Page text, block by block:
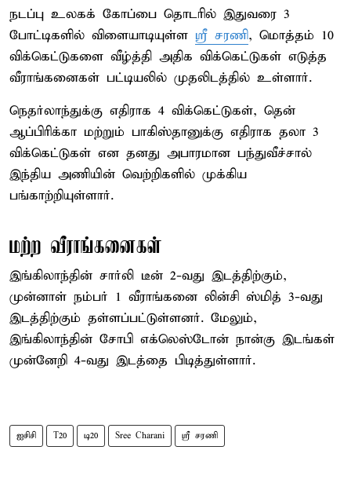
நடப்பு உலகக் கோப்பை தொடரில் இதுவரை 3
போட்டிகளில் விளையாடியுள்ள ஸ்ரீ சரணி, மொத்தம் 10
விக்கெட்டுகளை வீழ்த்தி அதிக விக்கெட்டுகள் எடுத்த
வீராங்கனைகள் பட்டியலில் முதலிடத்தில் உள்ளார்.
நெதர்லாந்துக்கு எதிராக 4 விக்கெட்டுகள், தென்
ஆப்பிரிக்கா மற்றும் பாகிஸ்தானுக்கு எதிராக தலா 3
விக்கெட்டுகள் என தனது அபாரமான பந்துவீச்சால்
இந்திய அணியின் வெற்றிகளில் முக்கிய
பங்காற்றியுள்ளார்.
மற்ற வீராங்கனைகள்
இங்கிலாந்தின் சார்லி டீன் 2-வது இடத்திற்கும்,
முன்னாள் நம்பர் 1 வீராங்கனை லின்சி ஸ்மித் 3-வது
இடத்திற்கும் தள்ளப்பட்டுள்ளனர். மேலும்,
இங்கிலாந்தின் சோபி எக்லெஸ்டோன் நான்கு இடங்கள்
முன்னேறி 4-வது இடத்தை பிடித்துள்ளார்.
ஐசிசி T20 டி20 Sree Charani ஸ்ரீ சரணி